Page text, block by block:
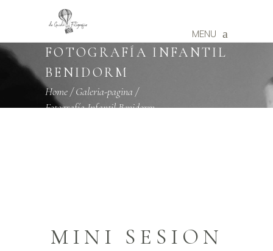
MENU
FOTOGRAFÍA INFANTIL
BENIDORM
Home/Galeria-pagina/
Fotografía Infantil Benidorm
MINI SESION